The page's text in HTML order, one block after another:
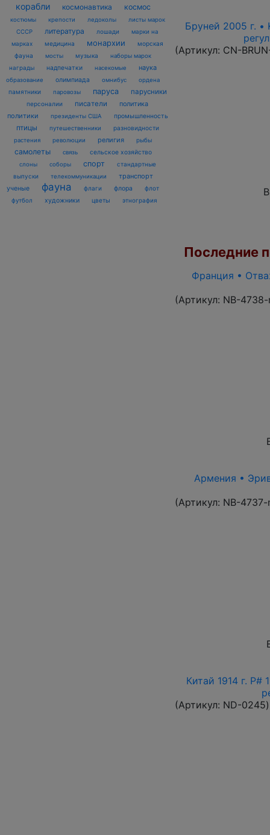
корабли космонавтика космос
костюмы крепости ледоколы
листы марок
СССР
литература лошади
марки на
марках
медицина монархии
морская
фауна
мосты музыка наборы марок
награды надпечатки насекомые наука
образование олимпиада омнибус ордена
памятники паровозы паруса парусники
персоналии писатели
политика
политики
президенты США промышленность
птицы путешественники разновидности
растения революции религия рыбы
самолеты связь сельское хозяйство
слоны соборы спорт
стандартные
выпуски
телекоммуникации транспорт
ученые фауна флаги флора
флот
футбол
художники цветы этнография
Бруней 2005 г. •
(Артикул: CN-
Последние
Франция •
(Артикул: NB-4738-
Армения •
(Артикул: NB-4737-
Китай 1914 г. P#
(Артикул: ND-0245)